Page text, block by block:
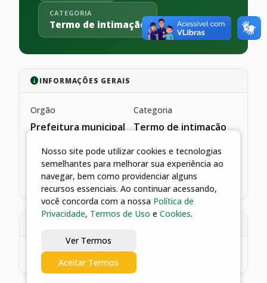
CATEGORIA
Termo de intimação
INFORMAÇÕES GERAIS
Orgão
Prefeitura municipal
Categoria
Termo de intimação
Data de publicação
02/05/2022
*baixe o arquivo na versão pdf
Nosso site pode utilizar cookies e tecnologias
semelhantes para melhorar sua experiência ao
navegar, bem como providenciar alguns
recursos essenciais. Ao continuar acessando,
você concorda com a nossa Política de
Privacidade, Termos de Uso e Cookies.
Ver Termos
Aceitar Termos